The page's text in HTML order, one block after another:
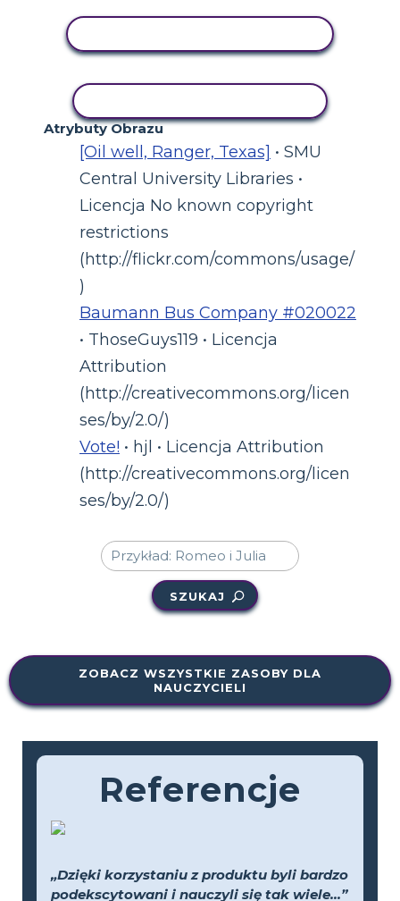
Atrybuty Obrazu
[Oil well, Ranger, Texas] • SMU
Central University Libraries •
Licencja No known copyright
restrictions
(http://flickr.com/commons/usage/
)
Baumann Bus Company #020022
• ThoseGuys119 • Licencja
Attribution
(http://creativecommons.org/licen
ses/by/2.0/)
Vote! • hjl • Licencja Attribution
(http://creativecommons.org/licen
ses/by/2.0/)
SZUKAJ
ZOBACZ WSZYSTKIE ZASOBY DLA
NAUCZYCIELI
Referencje
„Dzięki korzystaniu z produktu byli bardzo
podekscytowani i nauczyli się tak wiele...”